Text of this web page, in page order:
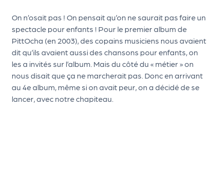
On n’osait pas ! On pensait qu’on ne saurait pas faire un
spectacle pour enfants ! Pour le premier album de
PittOcha (en 2003), des copains musiciens nous avaient
dit qu’ils avaient aussi des chansons pour enfants, on
les a invités sur l’album. Mais du côté du « métier » on
nous disait que ça ne marcherait pas. Donc en arrivant
au 4e album, même si on avait peur, on a décidé de se
lancer, avec notre chapiteau.
le
PR
O
G!
N
os